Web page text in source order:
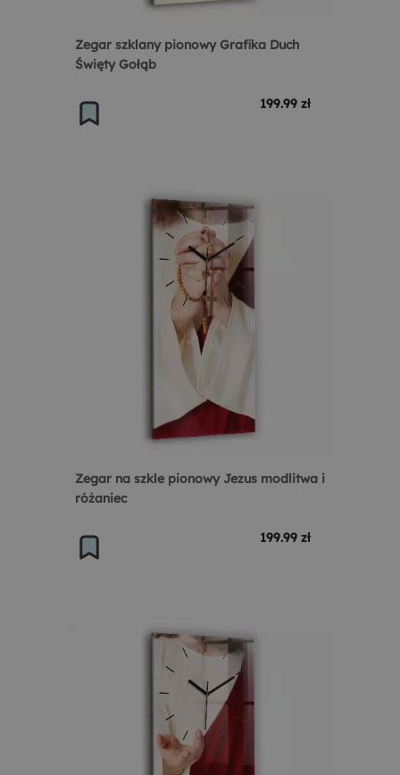
Zegar szklany pionowy Grafika Duch
Święty Gołąb
199.99 zł
Zegar na szkle pionowy Jezus modlitwa i
różaniec
199.99 zł